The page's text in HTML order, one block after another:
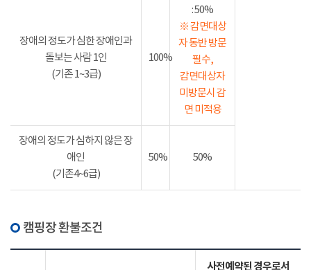
: 50%
※ 감면대상
자 동반 방문
필수,
감면대상자
미방문시 감
면 미적용
장애의 정도가 심한 장애인과
돌보는 사람 1인
(기존 1~3급)
100%
장애의 정도가 심하지 않은 장
애인
(기존4~6급)
50% 50%
캠핑장 환불조건
사전예약된 경우로서